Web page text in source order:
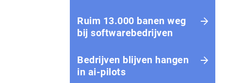
Ruim 13.000 banen weg
bij softwarebedrijven
Bedrijven blijven hangen
in ai-pilots